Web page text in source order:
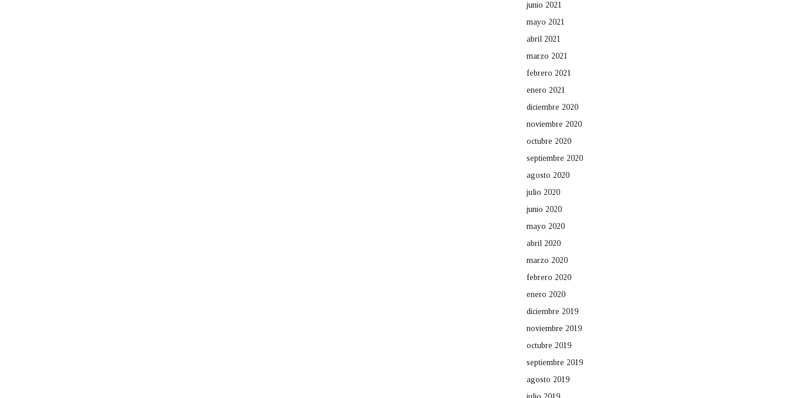
junio 2021
mayo 2021
abril 2021
marzo 2021
febrero 2021
enero 2021
diciembre 2020
noviembre 2020
octubre 2020
septiembre 2020
agosto 2020
julio 2020
junio 2020
mayo 2020
abril 2020
marzo 2020
febrero 2020
enero 2020
diciembre 2019
noviembre 2019
octubre 2019
septiembre 2019
agosto 2019